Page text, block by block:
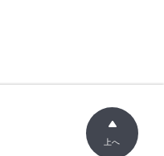
上へ